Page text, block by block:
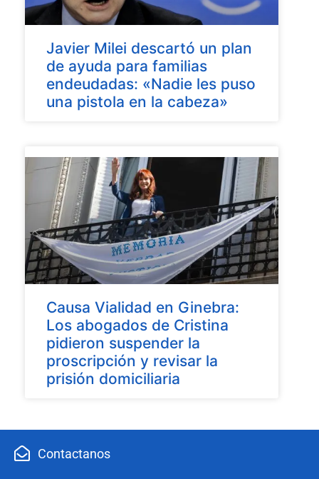
Javier Milei descartó un plan
de ayuda para familias
endeudadas: «Nadie les puso
una pistola en la cabeza»
Causa Vialidad en Ginebra:
Los abogados de Cristina
pidieron suspender la
proscripción y revisar la
prisión domiciliaria
Contactanos